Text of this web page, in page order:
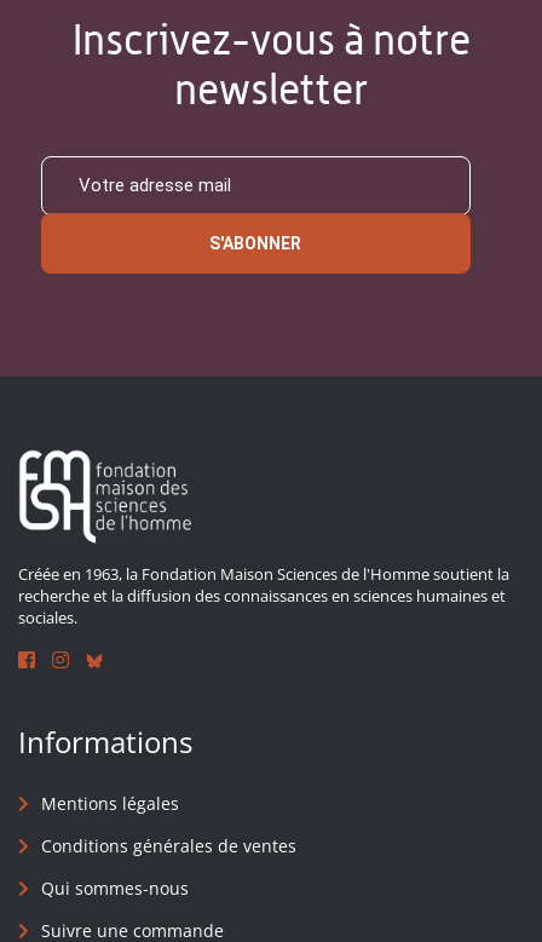
Inscrivez-vous à notre
newsletter
S'ABONNER
Créée en 1963, la Fondation Maison Sciences de l'Homme soutient la
recherche et la diffusion des connaissances en sciences humaines et
sociales.
Informations
Mentions légales
Conditions générales de ventes
Qui sommes-nous
Suivre une commande